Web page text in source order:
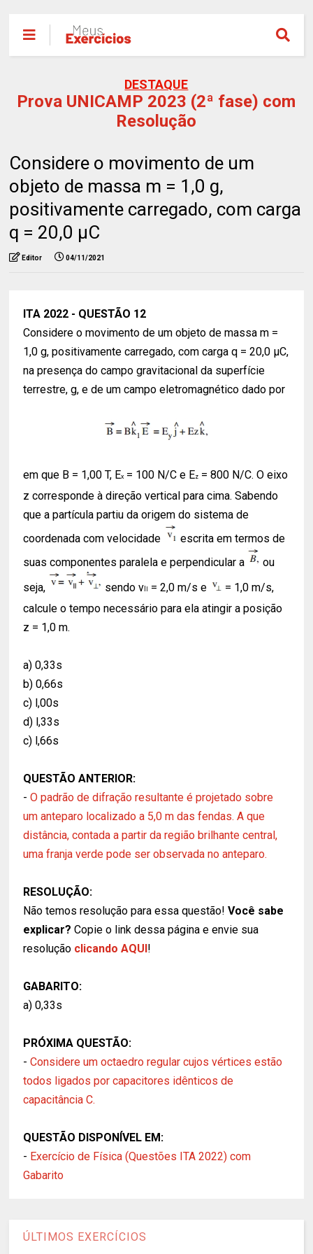
DESTAQUE
Prova UNICAMP 2023 (2ª fase) com
Resolução
Considere o movimento de um
objeto de massa m = 1,0 g,
positivamente carregado, com carga
q = 20,0 μC
Editor 04/11/2021
ITA 2022 - QUESTÃO 12
Considere o movimento de um objeto de massa m =
1,0 g, positivamente carregado, com carga q = 20,0 μC,
na presença do campo gravitacional da superfície
terrestre, g, e de um campo eletromagnético dado por
em que B = 1,00 T, Ex = 100 N/C e Ez = 800 N/C. O eixo
z corresponde à direção vertical para cima. Sabendo
que a partícula partiu da origem do sistema de
coordenada com velocidade
escrita em termos de
suas componentes paralela e perpendicular a
ou
seja,
sendo v = 2,0 m/s e
= 1,0 m/s,
calcule o tempo necessário para ela atingir a posição
z = 1,0 m.
a) 0,33s
b) 0,66s
c) l,00s
d) l,33s
c) l,66s
QUESTÃO ANTERIOR:
-O padrão de difração resultante é projetado sobre
um anteparo localizado a 5,0 m das fendas. A que
distância, contada a partir da região brilhante central,
uma franja verde pode ser observada no anteparo.
RESOLUÇÃO:
Não temos resolução para essa questão!Você sabe
explicar? Copie o link dessa página e envie sua
resolução clicando AQUI!
GABARITO:
a) 0,33s
PRÓXIMA QUESTÃO:
-Considere um octaedro regular cujos vértices estão
todos ligados por capacitores idênticos de
capacitância C.
QUESTÃO DISPONÍVEL EM:
- Exercício de Física (Questões ITA 2022) com
Gabarito
ÚLTIMOS EXERCÍCIOS